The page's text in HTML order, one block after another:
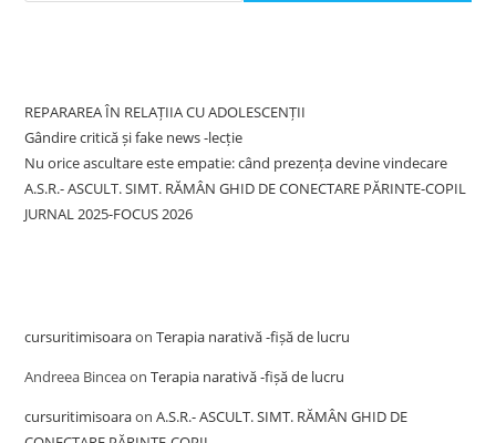
REPARAREA ÎN RELAȚIIA CU ADOLESCENȚII
Gândire critică și fake news -lecție
Nu orice ascultare este empatie: când prezența devine vindecare
A.S.R.- ASCULT. SIMT. RĂMÂN GHID DE CONECTARE PĂRINTE-COPIL
JURNAL 2025-FOCUS 2026
cursuritimisoaraonTerapia narativă -fișă de lucru
Andreea BinceaonTerapia narativă -fișă de lucru
cursuritimisoaraonA.S.R.- ASCULT. SIMT. RĂMÂN GHID DE